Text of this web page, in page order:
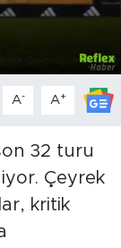
A- A+
32 turu
Çeyrek
kritik